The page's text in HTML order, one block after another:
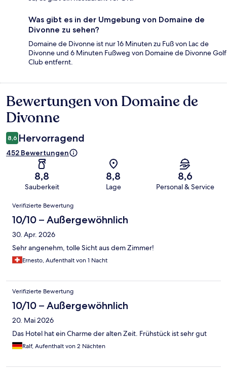
Was gibt es in der Umgebung von Domaine de
Divonne zu sehen?
Domaine de Divonne ist nur 16 Minuten zu Fuß von Lac de
Divonne und 6 Minuten Fußweg von Domaine de Divonne Golf
Club entfernt.
Bewertungen
Bewertungen von Domaine de
Divonne
8,6 Hervorragend
452 Bewertungen
8,8
Sauberkeit
8,8
Lage
8,6
Personal & Service
Bewertungen
Verifizierte Bewertung
10/10 – Außergewöhnlich
30. Apr. 2026
Sehr angenehm, tolle Sicht aus dem Zimmer!
Ernesto, Aufenthalt von 1 Nacht
Verifizierte Bewertung
10/10 – Außergewöhnlich
20. Mai 2026
Das Hotel hat ein Charme der alten Zeit. Frühstück ist sehr gut
Ralf, Aufenthalt von 2 Nächten